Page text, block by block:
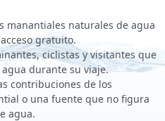
manantiales naturales de agua
gratuito.
ciclistas y visitantes que
durante su viaje.
contribuciones de los
o una fuente que no figura
agua.